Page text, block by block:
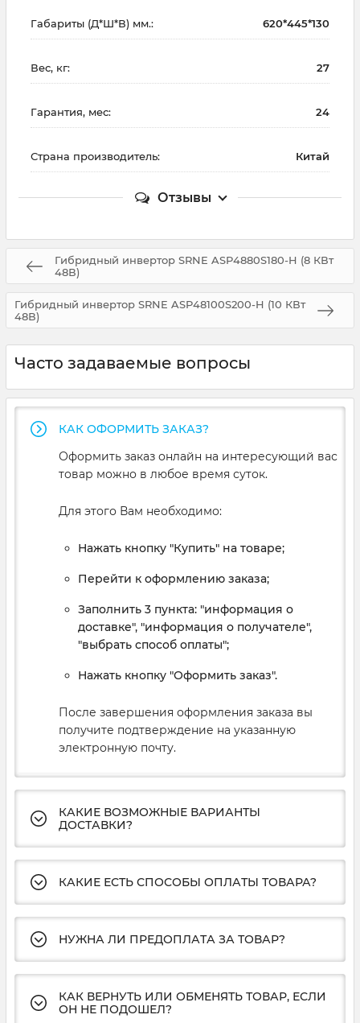
Габариты (Д*Ш*В) мм.: 620*445*130
Вес, кг: 27
Гарантия, мес: 24
Страна производитель: Китай
Отзывы
Гибридный инвертор SRNE ASP4880S180-H (8 КВт
48В)
Гибридный инвертор SRNE ASP48100S200-H (10 КВт
48В)
Часто задаваемые вопросы
КАК ОФОРМИТЬ ЗАКАЗ?
Оформить заказ онлайн на интересующий вас
товар можно в любое время суток.
Для этого Вам необходимо:
Нажать кнопку "Купить" на товаре;
Перейти к оформлению заказа;
Заполнить 3 пункта: "информация о
доставке", "информация о получателе",
"выбрать способ оплаты";
Нажать кнопку "Оформить заказ".
После завершения оформления заказа вы
получите подтверждение на указанную
электронную почту.
КАКИЕ ВОЗМОЖНЫЕ ВАРИАНТЫ
ДОСТАВКИ?
КАКИЕ ЕСТЬ СПОСОБЫ ОПЛАТЫ ТОВАРА?
НУЖНА ЛИ ПРЕДОПЛАТА ЗА ТОВАР?
КАК ВЕРНУТЬ ИЛИ ОБМЕНЯТЬ ТОВАР, ЕСЛИ
ОН НЕ ПОДОШЕЛ?